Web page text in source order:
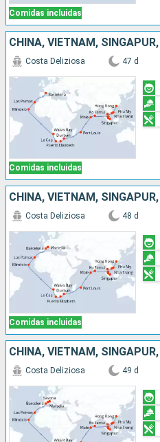
Comidas incluidas
Comidas incluidas
Costa Deliziosa 47 d
Comidas incluidas
Costa Deliziosa 48 d
Costa Deliziosa 49 d